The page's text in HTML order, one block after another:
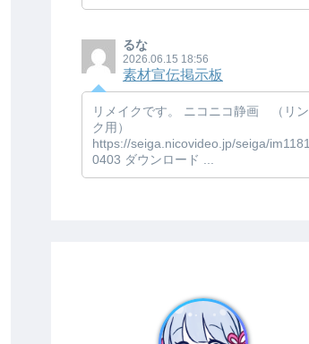
るな
2026.06.15 18:56
素材宣伝掲示板
リメイクです。 ニコニコ静画 （リン
ク用）
https://seiga.nicovideo.jp/seiga/im1181
0403 ダウンロード ...